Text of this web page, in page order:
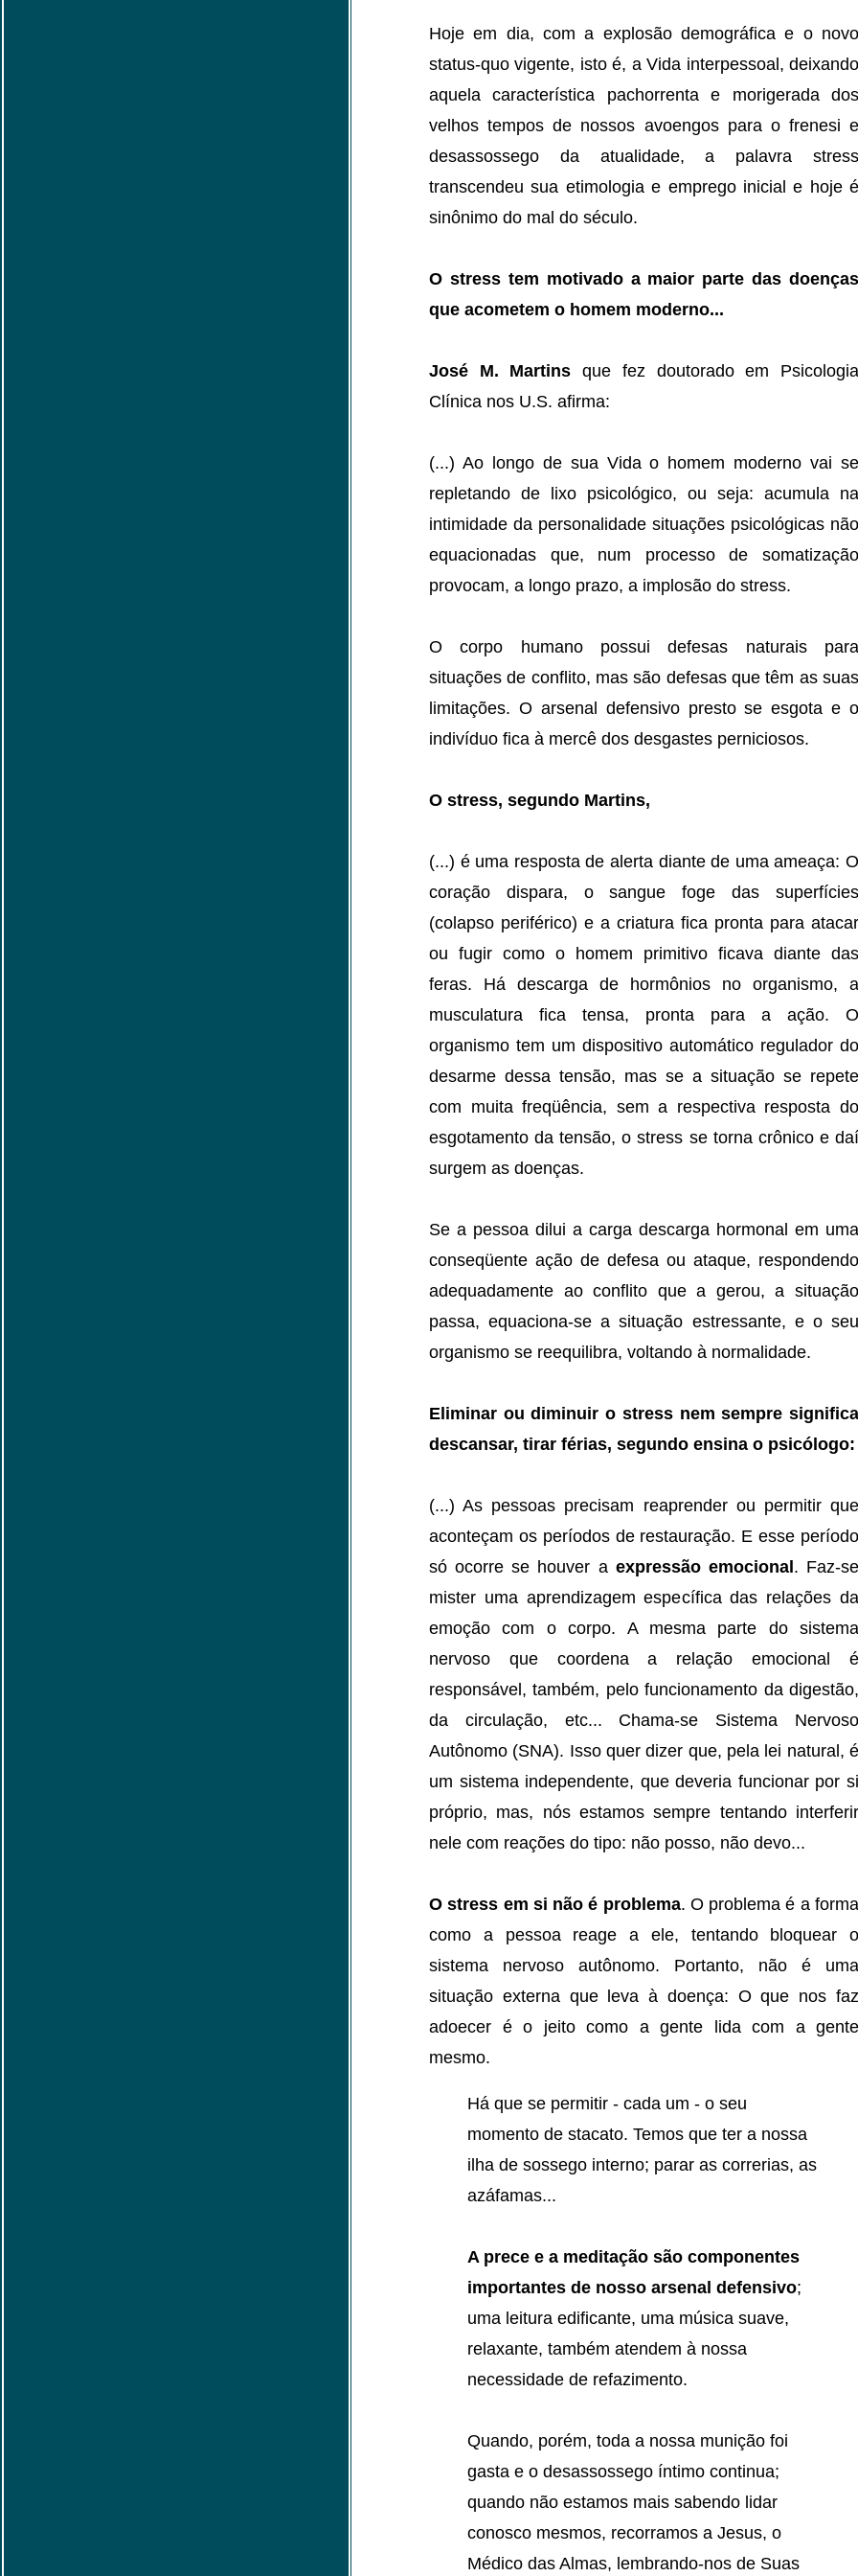
Hoje em dia, com a explosão demográfica e o novo
status-quo vigente, isto é, a Vida interpessoal, deixando
aquela característica pachorrenta e morigerada dos
velhos tempos de nossos avoengos para o frenesi e
desassossego da atualidade, a palavra stress
transcendeu sua etimologia e emprego inicial e hoje é
sinônimo do mal do século.
O stress tem motivado a maior parte das doenças
que acometem o homem moderno...
José M. Martins que fez doutorado em Psicologia
Clínica nos U.S. afirma:
(...) Ao longo de sua Vida o homem moderno vai se
repletando de lixo psicológico, ou seja: acumula na
intimidade da personalidade situações psicológicas não
equacionadas que, num processo de somatização
provocam, a longo prazo, a implosão do stress.
O corpo humano possui defesas naturais para
situações de conflito, mas são defesas que têm as suas
limitações. O arsenal defensivo presto se esgota e o
indivíduo fica à mercê dos desgastes perniciosos.
O stress, segundo Martins,
(...) é uma resposta de alerta diante de uma ameaça: O
coração dispara, o sangue foge das superfícies
(colapso periférico) e a criatura fica pronta para atacar
ou fugir como o homem primitivo ficava diante das
feras. Há descarga de hormônios no organismo, a
musculatura fica tensa, pronta para a ação. O
organismo tem um dispositivo automático regulador do
desarme dessa tensão, mas se a situação se repete
com muita freqüência, sem a respectiva resposta do
esgotamento da tensão, o stress se torna crônico e daí
surgem as doenças.
Se a pessoa dilui a carga descarga hormonal em uma
conseqüente ação de defesa ou ataque, respondendo
adequadamente ao conflito que a gerou, a situação
passa, equaciona-se a situação estressante, e o seu
organismo se reequilibra, voltando à normalidade.
Eliminar ou diminuir o stress nem sempre significa
descansar, tirar férias, segundo ensina o psicólogo:
(...) As pessoas precisam reaprender ou permitir que
aconteçam os períodos de restauração. E esse período
só ocorre se houver a expressão emocional . Faz-se
mister uma aprendizagem específica das relações da
emoção com o corpo. A mesma parte do sistema
nervoso que coordena a relação emocional é
responsável, também, pelo funcionamento da digestão,
da circulação, etc... Chama-se Sistema Nervoso
Autônomo (SNA). Isso quer dizer que, pela lei natural, é
um sistema independente, que deveria funcionar por si
próprio, mas, nós estamos sempre tentando interferir
nele com reações do tipo: não posso, não devo...
O stress em si não é problema. O problema é a forma
como a pessoa reage a ele, tentando bloquear o
sistema nervoso autônomo. Portanto, não é uma
situação externa que leva à doença: O que nos faz
adoecer é o jeito como a gente lida com a gente
mesmo.
Há que se permitir - cada um - o seu
momento de stacato. Temos que ter a nossa
ilha de sossego interno; parar as correrias, as
azáfamas...
A prece e a meditação são componentes
importantes de nosso arsenal defensivo;
uma leitura edificante, uma música suave,
relaxante, também atendem à nossa
necessidade de refazimento.
Quando, porém, toda a nossa munição foi
gasta e o desassossego íntimo continua;
quando não estamos mais sabendo lidar
conosco mesmos, recorramos a Jesus, o
Médico das Almas, lembrando-nos de Suas